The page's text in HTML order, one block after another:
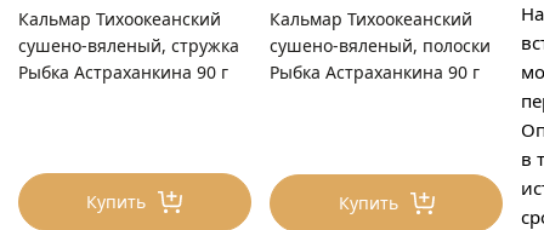
Купить
Кальмар Тихоокеанский
сушено-вяленый, стружка
Рыбка Астраханкина 90 г
Купить
Кальмар Тихоокеанский
сушено-вяленый, полоски
Рыбка Астраханкина 90 г
в